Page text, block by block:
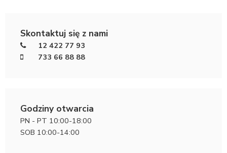
Skontaktuj się z nami
12 422 77 93
733 66 88 88
Godziny otwarcia
PN - PT 10:00-18:00
SOB 10:00-14:00